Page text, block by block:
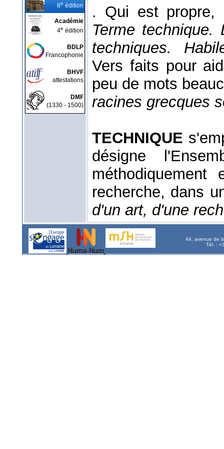
8e édition
Académie
4e édition
BDLP
Francophonie
BHVF
attestations
DMF
(1330 - 1500)
. Qui est propre,
Terme technique.
techniques.
Vers faits pour
peu de mots
racines grecques
TECHNIQUE
désigne
recherche, dans
d'un art, d'une
44, avenue de
Tél. :